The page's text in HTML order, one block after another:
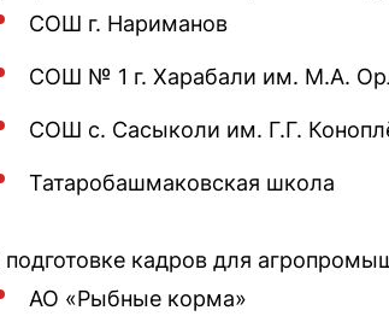
СОШ г. Нариманов
СОШ № 1 г. Харабали им. М.А.
СОШ с. Сасыколи им. Г.Г.
Татаробашмаковская школа
подготовке кадров для
АО «Рыбные корма»